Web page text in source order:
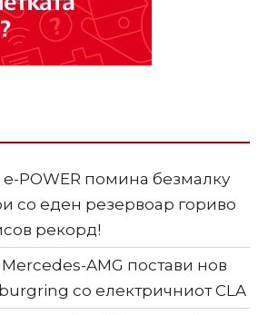
e-POWER помина безмалку
со еден резервоар гориво
рекорд!
AMG постави нов
со електричниот CLA